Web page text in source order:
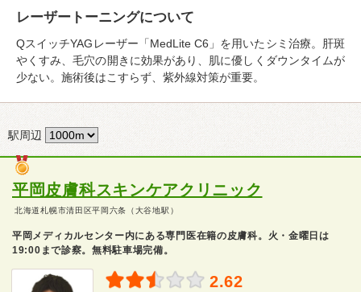
レーザートーニングについて
QスイッチYAGレーザー「MedLite C6」を用いたシミ治療。肝斑
やくすみ、毛穴の開きに効果があり、肌に優しくダウンタイムが
少ない。施術後はこすらず、紫外線対策が重要。
駅周辺
平岡皮膚科スキンケアクリニック
北海道札幌市清田区平岡六条（大谷地駅）
平岡メディカルセンター内にある専門医在籍の皮膚科。火・金曜日は
19:00まで診察。無料駐車場完備。
2.62